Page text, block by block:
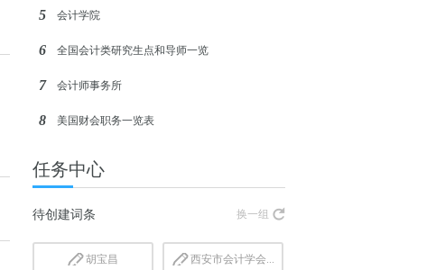
5 会计学院
6 全国会计类研究生点和导师一览
7 会计师事务所
8 美国财会职务一览表
任务中心
待创建词条 换一组
胡宝昌 西安市会计学会...